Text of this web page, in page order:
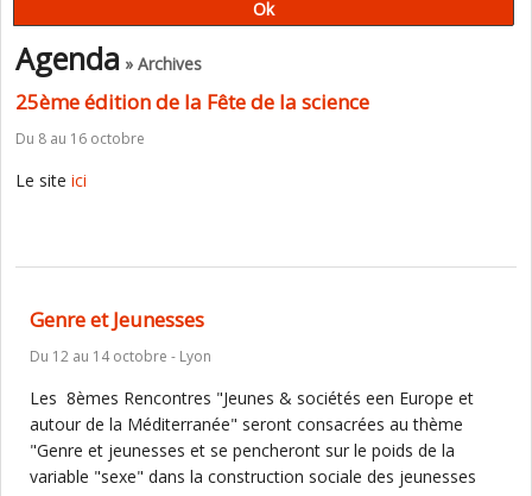
Agenda » Archives
25ème édition de la Fête de la science
Du 8 au 16 octobre
Le site ici
Genre et Jeunesses
Du 12 au 14 octobre - Lyon
Les 8èmes Rencontres "Jeunes & sociétés een Europe et
autour de la Méditerranée" seront consacrées au thème
"Genre et jeunesses et se pencheront sur le poids de la
variable "sexe" dans la construction sociale des jeunesses